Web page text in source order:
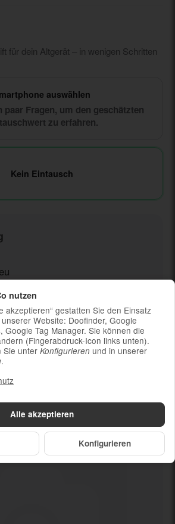
für dein Altgerät – in wenigen Schritten
auswählen
paar Fragen, um den geschätzten
zu erfahren.
Kein Eintausch
(ohne Ladestecker)
Nachhaltigkeit zu unterstützen und
meisten neueren Smartphones
Laden ermöglichen, ist kein
im Lieferumfang enthalten
Wie neu
Alle akzeptieren
Konfigurieren
nutzen
akzeptieren“ gestatten Sie den Einsatz
Website: Doofinder, Google
Google Tag Manager. Sie können die
(Fingerabdruck-Icon links unten).
Sie unter Konfigurieren und in unserer
.